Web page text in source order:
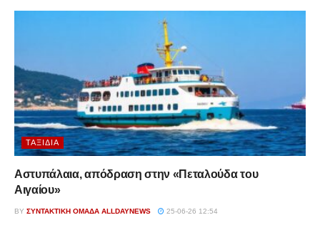
ΤΑΞΊΔΙΑ
Αστυπάλαια, απόδραση στην «Πεταλούδα του
Αιγαίου»
BY ΣΥΝΤΑΚΤΙΚΉ ΟΜΆΔΑ ALLDAYNEWS 25-06-26 12:54